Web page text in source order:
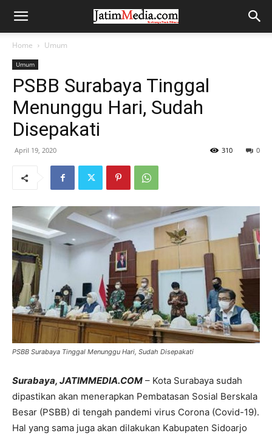
Home Umum
Umum
PSBB Surabaya Tinggal
Menunggu Hari, Sudah
Disepakati
April 19, 2020 0
310
PSBB Surabaya Tinggal Menunggu Hari, Sudah Disepakati
Surabaya, JATIMMEDIA.COM – Kota Surabaya sudah
dipastikan akan menerapkan Pembatasan Sosial Berskala
Besar (PSBB) di tengah pandemi virus Corona (Covid-19).
Hal yang sama juga akan dilakukan Kabupaten Sidoarjo